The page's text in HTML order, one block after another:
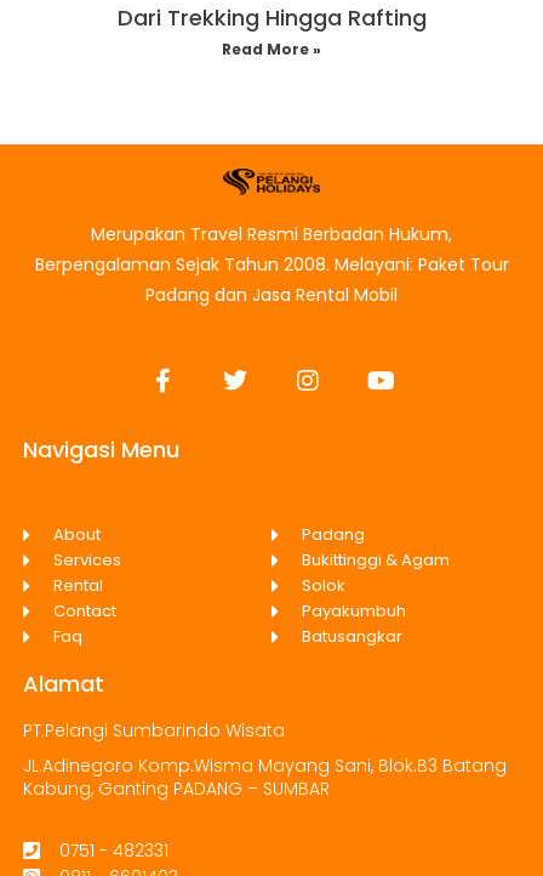
Dari Trekking Hingga Rafting
Read More »
Merupakan Travel Resmi Berbadan Hukum,
Berpengalaman Sejak Tahun 2008. Melayani: Paket Tour
Padang dan Jasa Rental Mobil
Navigasi Menu
About
Services
Rental
Contact
Faq
Padang
Bukittinggi & Agam
Solok
Payakumbuh
Batusangkar
Alamat
PT.Pelangi Sumbarindo Wisata
JL.Adinegoro Komp.Wisma Mayang Sani, Blok.B3 Batang
Kabung, Ganting PADANG – SUMBAR
0751 - 482331